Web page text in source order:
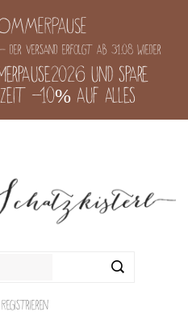
der Versand erfolgt ab 31.08 wieder
und spare
-10% auf alles
Registrieren